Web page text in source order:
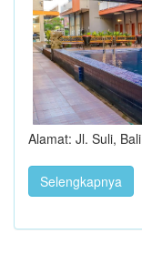
Alamat: Jl. Suli, Bali
Selengkapnya